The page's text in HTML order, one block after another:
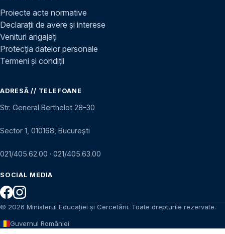
Proiecte acte normative
Declarații de avere și interese
Venituri angajați
Protecția datelor personale
Termeni și condiții
ADRESĂ // TELEFOANE
Str. General Berthelot 28–30
Sector 1, 010168, București
021/405.62.00 · 021/405.63.00
SOCIAL MEDIA
© 2026 Ministerul Educației și Cercetării. Toate drepturile rezervate.
Guvernul României